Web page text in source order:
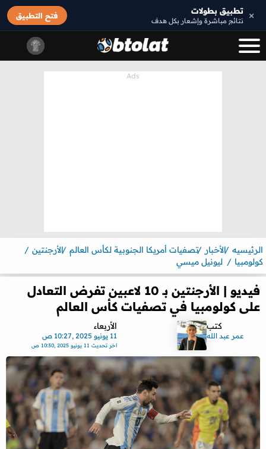
× تطبيق بطولات
نتائج مباشرة وإشعار بكل هدف
فتح التطبيق
الرئيسيه الأخبار تصفيات أمريكا الجنوبية لكأس العالم الأرجنتين
كولومبيا
ليونيل ميسي
فيديو | الأرجنتين بـ 10 لاعبين تفرض التعادل
على كولومبيا في تصفيات كأس العالم
كتب
عمر عبد الله
الأربعاء
11 يونيو 2025 ,10:27 ص
اخر تحديث 11 يونيو 2025 ,10:30 ص